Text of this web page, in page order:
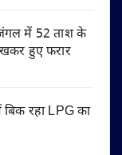
में 52 ताश के
हुए फरार
रहा LPG का